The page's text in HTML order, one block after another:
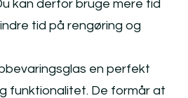
kan derfor bruge mere tid
tid på rengøring og
en perfekt
funktionalitet. De formår at